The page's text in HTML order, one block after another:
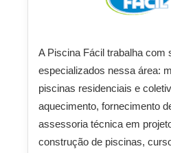
A Piscina Fácil trabalha com
especializados nessa área:
piscinas residenciais e
aquecimento, fornecimento
assessoria técnica em
construção de piscinas,